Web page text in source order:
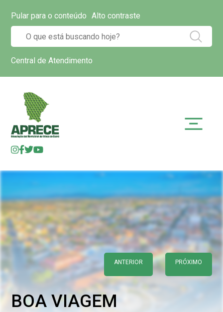
Pular para o conteúdo Alto contraste
Central de Atendimento
ANTERIOR PRÓXIMO
BOA VIAGEM